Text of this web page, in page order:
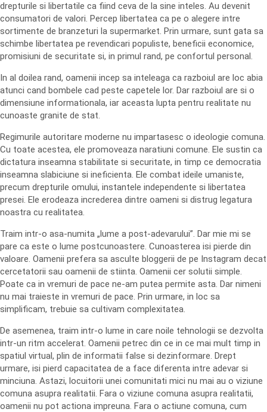
drepturile si libertatile ca fiind ceva de la sine inteles. Au devenit
consumatori de valori. Percep libertatea ca pe o alegere intre
sortimente de branzeturi la supermarket. Prin urmare, sunt gata sa
schimbe libertatea pe revendicari populiste, beneficii economice,
promisiuni de securitate si, in primul rand, pe confortul personal.
In al doilea rand, oamenii incep sa inteleaga ca razboiul are loc abia
atunci cand bombele cad peste capetele lor. Dar razboiul are si o
dimensiune informationala, iar aceasta lupta pentru realitate nu
cunoaste granite de stat.
Regimurile autoritare moderne nu impartasesc o ideologie comuna.
Cu toate acestea, ele promoveaza naratiuni comune. Ele sustin ca
dictatura inseamna stabilitate si securitate, in timp ce democratia
inseamna slabiciune si ineficienta. Ele combat ideile umaniste,
precum drepturile omului, instantele independente si libertatea
presei. Ele erodeaza increderea dintre oameni si distrug legatura
noastra cu realitatea.
Traim intr-o asa-numita „lume a post-adevarului”. Dar mie mi se
pare ca este o lume postcunoastere. Cunoasterea isi pierde din
valoare. Oamenii prefera sa asculte bloggerii de pe Instagram decat
cercetatorii sau oamenii de stiinta. Oamenii cer solutii simple.
Poate ca in vremuri de pace ne-am putea permite asta. Dar nimeni
nu mai traieste in vremuri de pace. Prin urmare, in loc sa
simplificam, trebuie sa cultivam complexitatea.
De asemenea, traim intr-o lume in care noile tehnologii se dezvolta
intr-un ritm accelerat. Oamenii petrec din ce in ce mai mult timp in
spatiul virtual, plin de informatii false si dezinformare. Drept
urmare, isi pierd capacitatea de a face diferenta intre adevar si
minciuna. Astazi, locuitorii unei comunitati mici nu mai au o viziune
comuna asupra realitatii. Fara o viziune comuna asupra realitatii,
oamenii nu pot actiona impreuna. Fara o actiune comuna, cum